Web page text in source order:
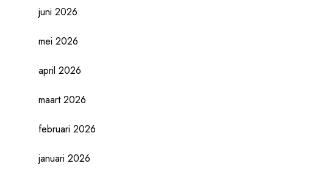
juni 2026
mei 2026
april 2026
maart 2026
februari 2026
januari 2026